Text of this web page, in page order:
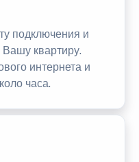
подключения и
Вашу квартиру.
интернета и
часа.